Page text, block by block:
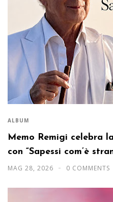
ALBUM
Memo Remigi celebra
con “Sapessi com’è
MAG 28, 2026 0 COMMENTS